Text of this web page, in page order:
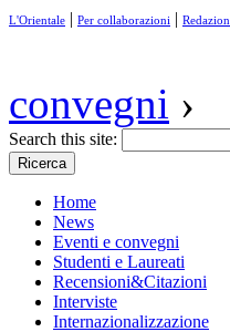
L'Orientale | Per collaborazioni |
convegni ›
Search this site:
Home
News
Eventi e convegni
Studenti e Laureati
Recensioni&Citazioni
Interviste
Internazionalizzazione